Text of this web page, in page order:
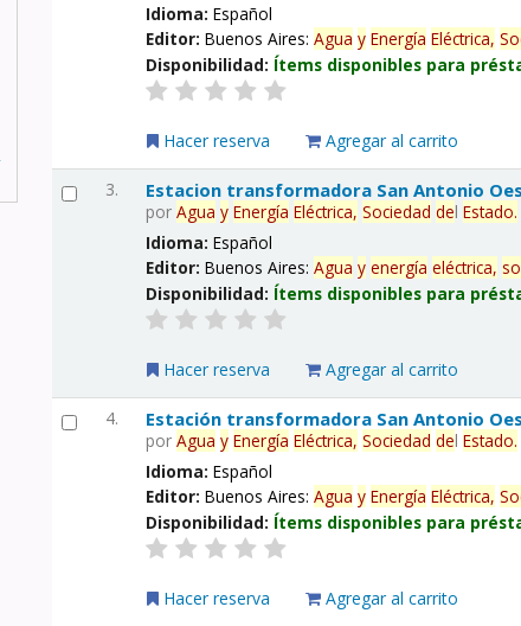
Idioma:Español
Editor:Buenos Aires:Agua y Energía Eléctrica,
Disponibilidad: Ítems disponibles para
Hacer reserva Agregar al carrito
3. Estacion transformadora San Antonio
porAgua y Energía Eléctrica, Sociedad delEstado.
Idioma:Español
Editor:Buenos Aires:Agua y energía eléctrica,
Disponibilidad: Ítems disponibles para
Hacer reserva Agregar al carrito
4. Estación transformadora San Antonio
porAgua y Energía Eléctrica, Sociedad delEstado.
Idioma:Español
Editor:Buenos Aires:Agua y Energía Eléctrica,
Disponibilidad: Ítems disponibles para
Hacer reserva Agregar al carrito